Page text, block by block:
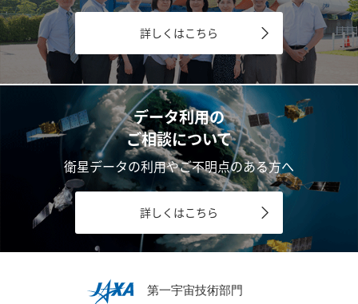
詳しくはこちら
データ利用の
ご相談について
衛星データの利用やご不明点のある方へ
詳しくはこちら